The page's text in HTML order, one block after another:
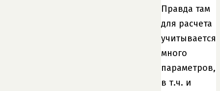
Правда там
для расчета
учитывается
много
параметров,
в т.ч. и